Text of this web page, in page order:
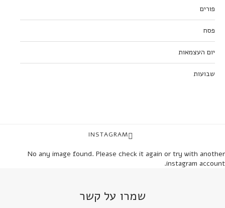
פורים
פסח
יום העצמאות
שבועות
INSTAGRAM
No any image found. Please check it again or try with another
instagram account.
שמרו על קשר